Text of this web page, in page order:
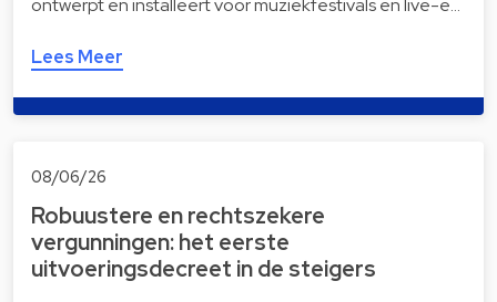
Lees Meer
08/06/26
Robuustere en rechtszekere
vergunningen: het eerste
uitvoeringsdecreet in de steigers